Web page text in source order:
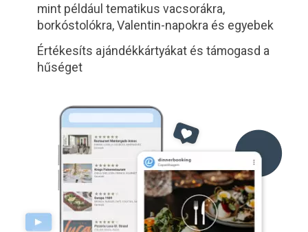
mint például tematikus vacsorákra,
borkóstolókra, Valentin-napokra és egyebek
Értékesíts ajándékkártyákat és támogasd a
hűséget